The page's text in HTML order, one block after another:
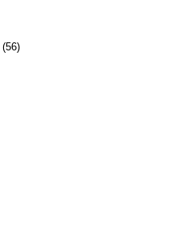
(56)